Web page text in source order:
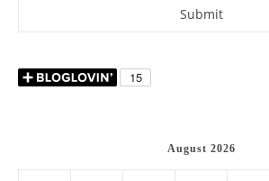
August 2026